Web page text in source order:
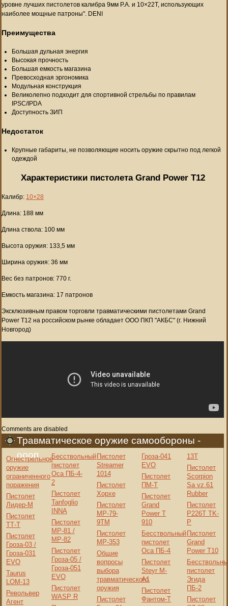
уровне лучших пистолетов калибра 9мм Р.А. и 10×22Т, использующих
наиболее мощные патроны". DENI
Преимущества
Большая дульная энергия
Высокая прочность
Большая емкость магазина
Превосходная эргономика
Модульная конструкция
Великолепно подходит для спортивной стрельбы по правилам
IPSC/IPDA
Доступность ЗИП
Недостаток
Крупные габариты, не позволяющие носить оружие скрытно под легкой
одеждой
Характеристики пистолета Grand Power T12
Калибр: 10×28
Длина: 188 мм
Длина ствола: 100 мм
Высота оружия: 133,5 мм
Ширина оружия: 36 мм
Вес без патронов: 770 г.
Емкость магазина: 17 патронов
Эксклюзивным правом торговли травматическими пистолетами Grand
Power Т12 на российском рынке обладает ООО ПКП "АКБС" (г. Нижний
Новгород)
Comments are disabled
Травматическое оружие самообороны -
оооп
Огнестрельное
оружие
ограниченного
поражения
Пистолет
Лидер-М
Пистолет
ТТ-Т
Пистолет
Гроза-03 /
Гроза-031
EVO
Taurus
LOM-13
Револьвер
Агент
Бесствольный
пистолет
Оса ПБ-4-
2
Пистолет
Tanfoglio
INNA
Пистолет
МР-81 /
МР-82
Пистолет
Гроза-05 /
Гроза-051
EVO
Пистолет
WASP R
Пистолет
Streamer
1014
Пистолет
Хорхе
Пистолет
МР-79-
9ТМ
Пистолет
МР-353
Общие
вопросы
выбора
травматического
оружия
Пистолет
Гроза-041
EVO
Пистолет
ПМ-Т
Пистолет
Grand
Power T
910
Бесствольный
пистолет
Оса ПБ-4
Пистолет
Steyr M-
A1
Пистолет
Фантом-Т
13Т
Пистолет
Scorpion
Sa vz.61
Rubber
Пистолет
P226T TK-
P
Пистолет
Grand
Power T10
пистолет
Эгида
ПБ-2
Пистолет